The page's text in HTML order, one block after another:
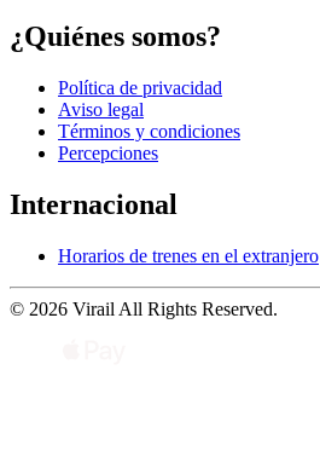
¿Quiénes somos?
Política de privacidad
Aviso legal
Términos y condiciones
Percepciones
Internacional
Horarios de trenes en el extranjero
© 2026 Virail All Rights Reserved.